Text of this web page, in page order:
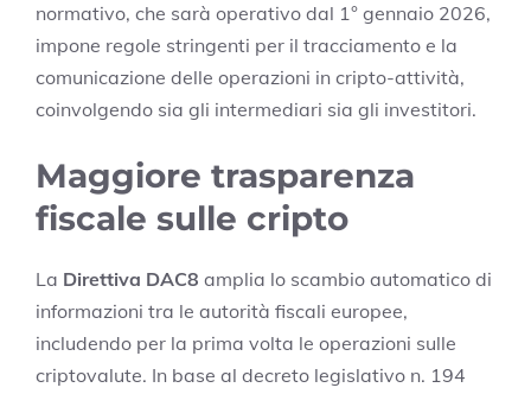
normativo, che sarà operativo dal 1° gennaio 2026,
impone regole stringenti per il tracciamento e la
comunicazione delle operazioni in cripto-attività,
coinvolgendo sia gli intermediari sia gli investitori.
Maggiore trasparenza
fiscale sulle cripto
La Direttiva DAC8 amplia lo scambio automatico di
informazioni tra le autorità fiscali europee,
includendo per la prima volta le operazioni sulle
criptovalute. In base al decreto legislativo n. 194